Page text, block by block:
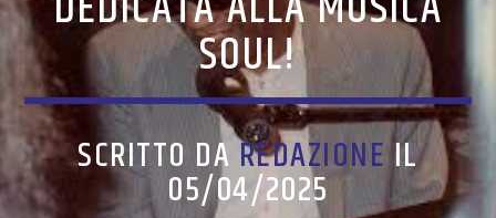
SOUL!
SCRITTO DAREDAZIONE IL
05/04/2025